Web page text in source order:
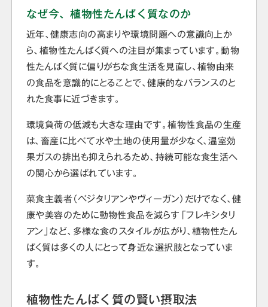
なぜ今、植物性たんぱく質なのか
近年、健康志向の高まりや環境問題への意識向上か
ら、植物性たんぱく質への注目が集まっています。動物
性たんぱく質に偏りがちな食生活を見直し、植物由来
の食品を意識的にとることで、健康的なバランスのと
れた食事に近づきます。
環境負荷の低減も大きな理由です。植物性食品の生産
は、畜産に比べて水や土地の使用量が少なく、温室効
果ガスの排出も抑えられるため、持続可能な食生活へ
の関心から選ばれています。
菜食主義者（ベジタリアンやヴィーガン）だけでなく、健
康や美容のために動物性食品を減らす「フレキシタリ
アン」など、多様な食のスタイルが広がり、植物性たん
ぱく質は多くの人にとって身近な選択肢となっていま
す。
植物性たんぱく質の賢い摂取法